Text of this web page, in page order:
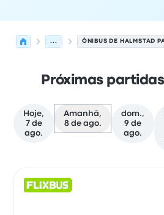
... ÔNIBUS DE HALMSTAD
Próximas
Hoje,
7 de
ago.
Amanhã,
8 de ago.
dom.,
9 de
ago.